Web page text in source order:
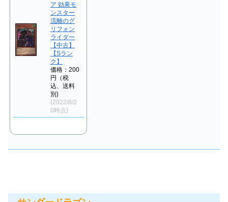
ア 効果モ
ンスター
流離のグ
リフォン
ライダー
【中古】
【Sラン
ク】
価格：200
円（税
込、送料
別)
(2022/8/2
0時点)